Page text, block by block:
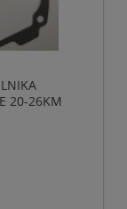
20-26KM